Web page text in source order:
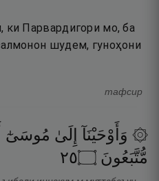
Парвардигори мо, ба
шудем, гуноҳони
тафсир
۞ وَأَوْحَيْنَآ إِلَىٰ مُوسَىٰٓ
مُّتَّبَعُونَ ۝٥٢